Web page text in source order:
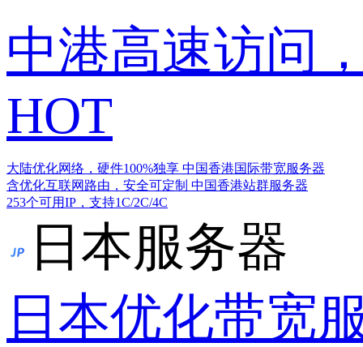
中港高速访问
HOT
大陆优化网络，硬件100%独享 中国香港国际带宽服务器
含优化互联网路由，安全可定制 中国香港站群服务器
253个可用IP，支持1C/2C/4C
日本服务器
日本优化带宽